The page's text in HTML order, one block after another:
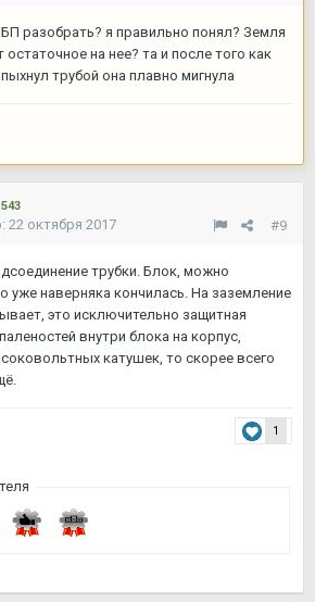
разобрать? я правильно понял? Земля
на нее? та и после того как
трубой она плавно мигнула
#9
22 октября 2017
трубки. Блок, можно
уже наверняка кончилась. На заземление
это исключительно защитная
внутри блока на корпус,
катушек, то скорее всего
1